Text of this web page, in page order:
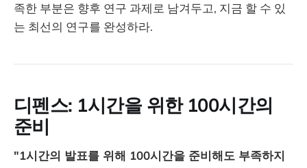
족한 부분은 향후 연구 과제로 남겨두고, 지금 할 수 있
는 최선의 연구를 완성하라.
디펜스: 1시간을 위한 100시간의
준비
"1시간의 발표를 위해 100시간을 준비해도 부족하지